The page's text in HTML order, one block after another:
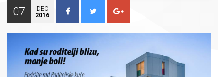
07
DEC
2016